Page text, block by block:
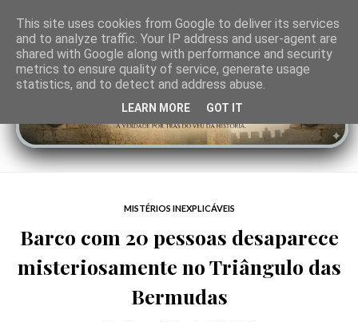
MISTÉRIOS INEXPLICÁVEIS
Barco com 20 pessoas desaparece
misteriosamente no Triângulo das
Bermudas
This site uses cookies from Google to deliver its services
and to analyze traffic. Your IP address and user-agent are
shared with Google along with performance and security
metrics to ensure quality of service, generate usage
statistics, and to detect and address abuse.
LEARN MORE GOT IT